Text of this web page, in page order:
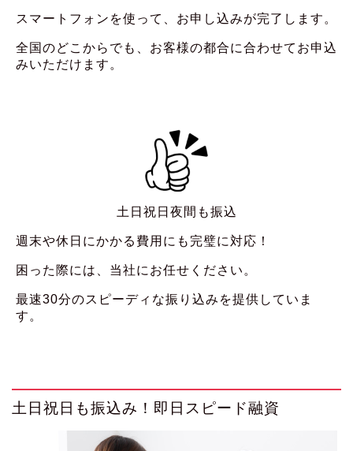
スマートフォンを使って、お申し込みが完了します。
全国のどこからでも、お客様の都合に合わせてお申込
みいただけます。
土日祝日夜間も振込
週末や休日にかかる費用にも完璧に対応！
困った際には、当社にお任せください。
最速30分のスピーディな振り込みを提供していま
す。
土日祝日も振込み！即日スピード融資